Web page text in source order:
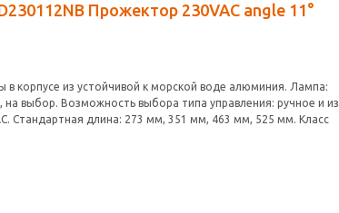
Прожектор 230VAC angle 11°
в корпусе из устойчивой к морской воде алюминия. Лампа:
на выбор. Возможность выбора типа управления: ручное и из
Стандартная длина: 273 мм, 351 мм, 463 мм, 525 мм. Класс